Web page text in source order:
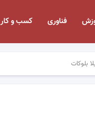
فناوری کسب و کار
بلوکات